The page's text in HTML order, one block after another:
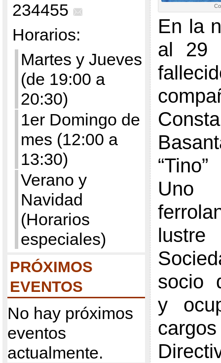
234455
Horarios:
Martes y Jueves
(de 19:00 a
20:30)
1er Domingo de
mes (12:00 a
13:30)
Verano y
Navidad
(Horarios
especiales)
PRÓXIMOS
EVENTOS
No hay próximos
eventos
actualmente.
En la
al 29
socio
y